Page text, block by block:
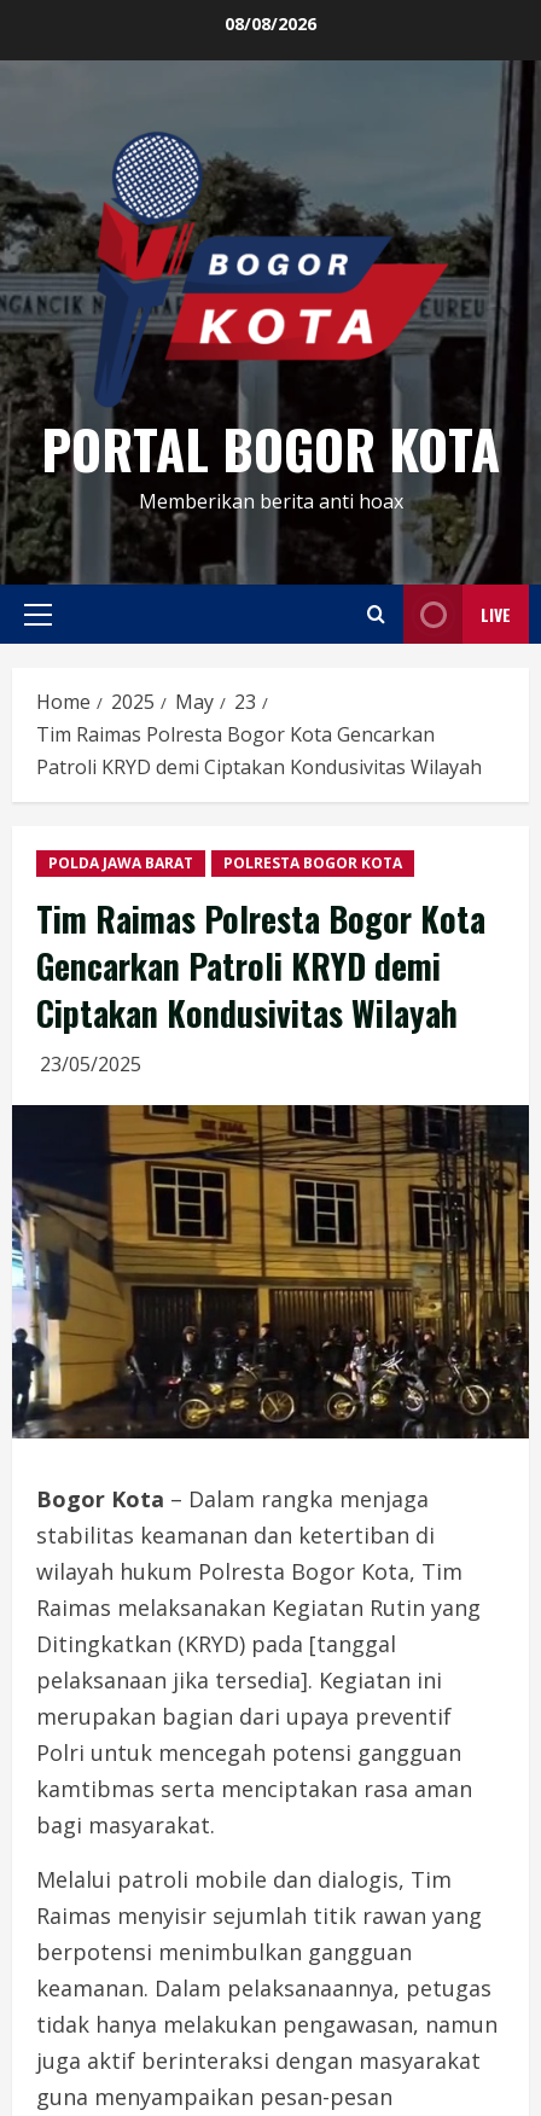
08/08/2026
PORTAL BOGOR KOTA
Memberikan berita anti hoax
Primary
LIVE
Home 2025 May
23
Tim Raimas Polresta Bogor Kota Gencarkan
Patroli KRYD demi Ciptakan Kondusivitas Wilayah
POLDA JAWA BARAT POLRESTA BOGOR KOTA
Tim Raimas Polresta Bogor Kota
Gencarkan Patroli KRYD demi
Ciptakan Kondusivitas Wilayah
23/05/2025
Bogor Kota – Dalam rangka menjaga
stabilitas keamanan dan ketertiban di
wilayah hukum Polresta Bogor Kota, Tim
Raimas melaksanakan Kegiatan Rutin yang
Ditingkatkan (KRYD) pada [tanggal
pelaksanaan jika tersedia]. Kegiatan ini
merupakan bagian dari upaya preventif
Polri untuk mencegah potensi gangguan
kamtibmas serta menciptakan rasa aman
bagi masyarakat.
Melalui patroli mobile dan dialogis, Tim
Raimas menyisir sejumlah titik rawan yang
berpotensi menimbulkan gangguan
keamanan. Dalam pelaksanaannya, petugas
tidak hanya melakukan pengawasan, namun
juga aktif berinteraksi dengan masyarakat
guna menyampaikan pesan-pesan